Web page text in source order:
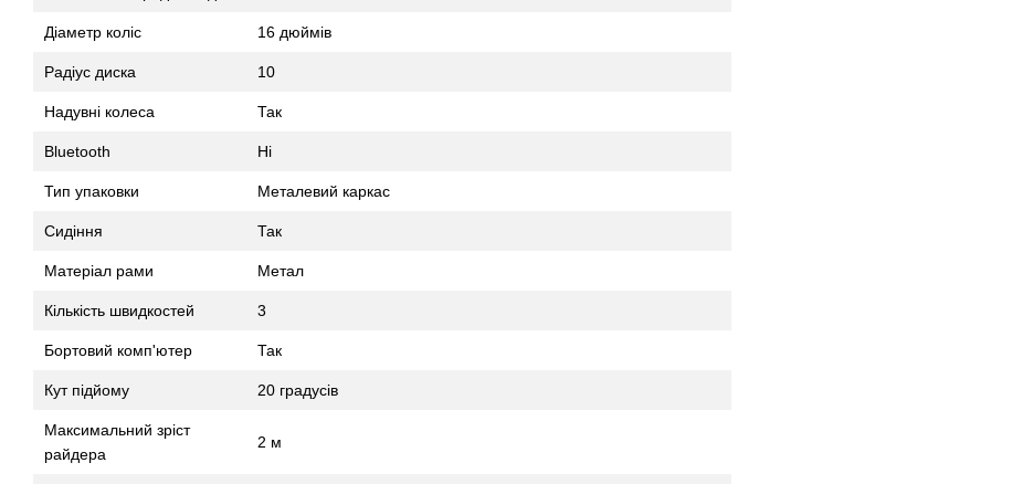
Діаметр коліс 16 дюймів
Радіус диска 10
Надувні колеса Так
Bluetooth Ні
Тип упаковки Металевий каркас
Сидіння Так
Матеріал рами Метал
Кількість швидкостей 3
Бортовий комп'ютер Так
Кут підйому 20 градусів
Максимальний зріст
райдера
2 м